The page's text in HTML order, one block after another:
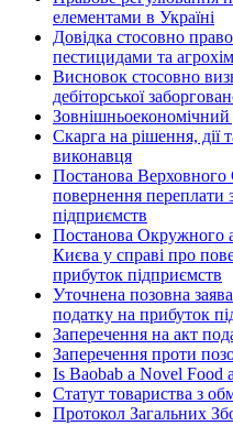
елементами в Україні
Довідка стосовно
пестицидами та
Висновок стосовно
дебіторської
Зовнішньоекономічний
Скарга на рішення, дії
виконавця
Постанова Верховного
повернення переплати
підприємств
Постанова Окружного
Києва у справі про
прибуток підприємств
Уточнена позовна
податку на прибуток
Заперечення на акт
Заперечення проти
Is Baobab a Novel Food
Статут товариства з
Протокол Загальних